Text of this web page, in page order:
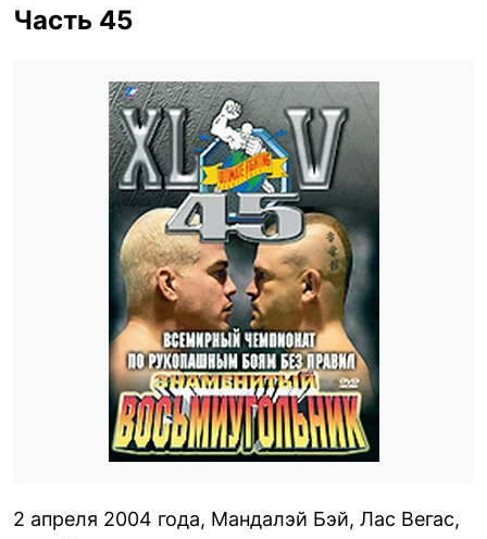
Часть 45
2 апреля 2004 года, Мандалэй Бэй, Лас Вегас,